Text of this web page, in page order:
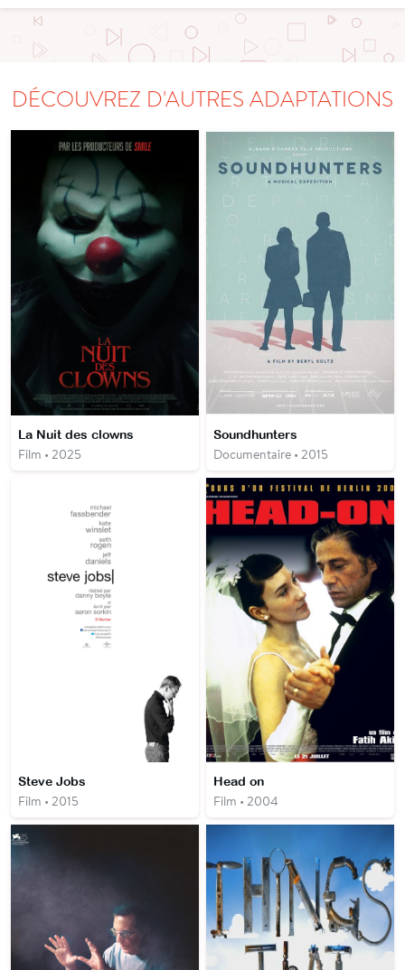
DÉCOUVREZ D'AUTRES ADAPTATIONS
La Nuit des clowns
Film • 2025
Soundhunters
Documentaire • 2015
Steve Jobs
Film • 2015
Head on
Film • 2004